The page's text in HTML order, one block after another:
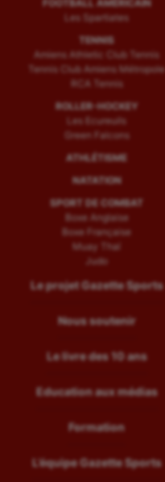
FOOTBALL AMÉRICAIN
Les Spartiates
TENNIS
Amiens Athletic Club Tennis
Tennis Club Amiens Métropole
RCA Tennis
ROLLER-HOCKEY
Les Ecureuils
Green Falcons
ATHLÉTISME
NATATION
SPORT DE COMBAT
Boxe Anglaise
Boxe Française
Muay Thaï
Judo
Le projet Gazette Sports
Nous soutenir
Le livre des 10 ans
Education aux médias
Formation
L’équipe Gazette Sports